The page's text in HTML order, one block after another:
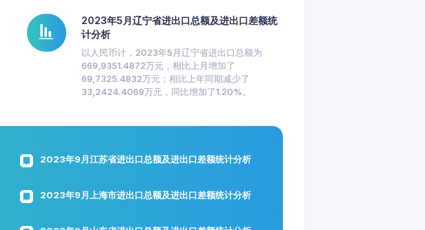
2023年5月辽宁省进出口总额及进出口差额统
计分析
以人民币计，2023年5月辽宁省进出口总额为
669,9351.4872万元，相比上月增加了
69,7325.4832万元；相比上年同期减少了
33,2424.4069万元，同比增加了1.20%。
2023年9月江苏省进出口总额及进出口差额统计分析
2023年9月上海市进出口总额及进出口差额统计分析